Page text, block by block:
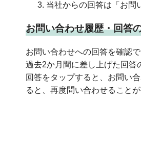
当社からの回答は「お問
お問い合わせ履歴・回答
お問い合わせへの回答を確認で
過去2か月間に差し上げた回答
回答をタップすると、お問い
ると、再度問い合わせることが